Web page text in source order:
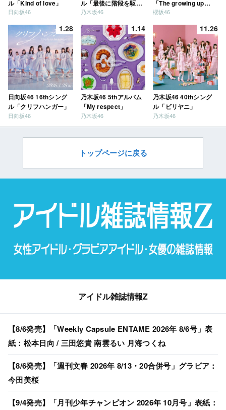
ル「Kind of love」
日向坂46
ル「最後に階段を駆け
上がったのはいつ
乃木坂46
「The growing up
train」
櫻坂46
1.28
日向坂46 16thシング
ル「クリフハンガー」
日向坂46
1.14
乃木坂46 5thアルバム
「My respect」
乃木坂46
11.26
乃木坂46 40thシング
ル「ビリヤニ」
乃木坂46
トップページに戻る
アイドル雑誌情報Z
【8/6発売】「Weekly Capsule ENTAME 2026年 8/6号」表
紙：松本日向 / 三田悠貴 南雲るい 月海つくね
【8/6発売】「週刊文春 2026年 8/13・20合併号」グラビア：
今田美桜
【9/4発売】「月刊少年チャンピオン 2026年 10月号」表紙：